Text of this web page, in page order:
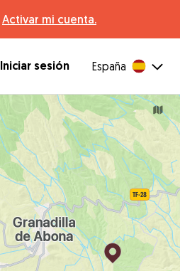
Activar mi cuenta.
Iniciar sesión España